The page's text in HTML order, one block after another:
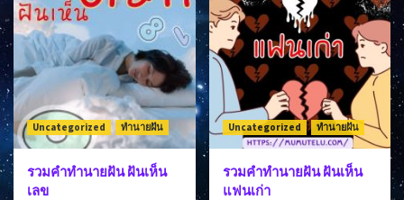
Uncategorized ทำนายฝัน
รวมคำทำนายฝัน ฝันเห็น
เลข
Uncategorized ทำนายฝัน
รวมคำทำนายฝัน ฝันเห็น
แฟนเก่า